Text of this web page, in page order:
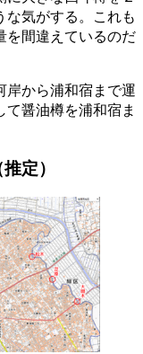
な気がする。これも
を間違えているのだ
岸から浦和宿まで運
醤油樽を浦和宿ま
定）